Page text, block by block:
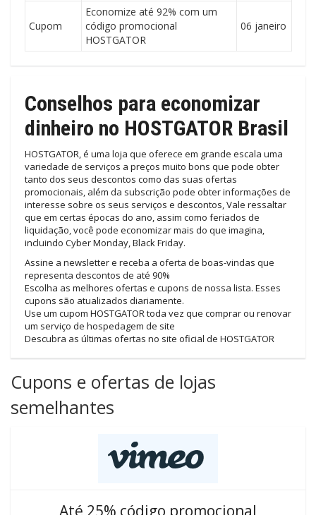
Cupom
Economize até 92% com um
código promocional
HOSTGATOR
06 janeiro
Conselhos para economizar
dinheiro no HOSTGATOR Brasil
HOSTGATOR, é uma loja que oferece em grande escala uma
variedade de serviços a preços muito bons que pode obter
tanto dos seus descontos como das suas ofertas
promocionais, além da subscrição pode obter informações de
interesse sobre os seus serviços e descontos, Vale ressaltar
que em certas épocas do ano, assim como feriados de
liquidação, você pode economizar mais do que imagina,
incluindo Cyber ​​Monday, Black Friday.
Assine a newsletter e receba a oferta de boas-vindas que
representa descontos de até 90%
Escolha as melhores ofertas e cupons de nossa lista. Esses
cupons são atualizados diariamente.
Use um cupom HOSTGATOR toda vez que comprar ou renovar
um serviço de hospedagem de site
Descubra as últimas ofertas no site oficial de HOSTGATOR
Cupons e ofertas de lojas
semelhantes
Até 25% código promocional